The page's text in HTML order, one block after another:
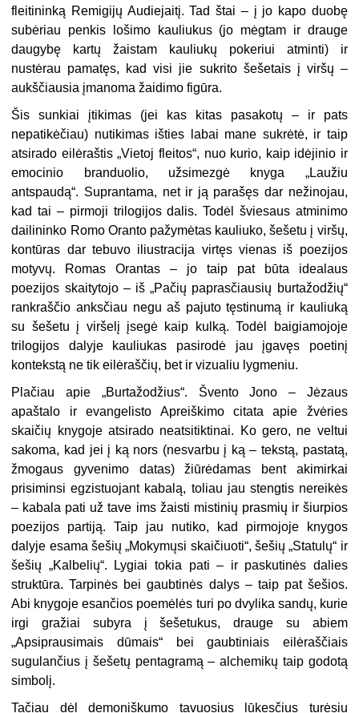
fleitininką Remigijų Audiejaitį. Tad štai – į jo kapo duobę
subėriau penkis lošimo kauliukus (jo mėgtam ir drauge
daugybę kartų žaistam kauliukų pokeriui atminti) ir
nustėrau pamatęs, kad visi jie sukrito šešetais į viršų –
aukščiausia įmanoma žaidimo figūra.
Šis sunkiai įtikimas (jei kas kitas pasakotų – ir pats
nepatikėčiau) nutikimas išties labai mane sukrėtė, ir taip
atsirado eilėraštis „Vietoj fleitos“, nuo kurio, kaip idėjinio ir
emocinio branduolio, užsimezgė knyga „Laužiu
antspaudą“. Suprantama, net ir ją parašęs dar nežinojau,
kad tai – pirmoji trilogijos dalis. Todėl šviesaus atminimo
dailininko Romo Oranto pažymėtas kauliuko, šešetu į viršų,
kontūras dar tebuvo iliustracija virtęs vienas iš poezijos
motyvų. Romas Orantas – jo taip pat būta idealaus
poezijos skaitytojo – iš „Pačių paprasčiausių burtažodžių“
rankraščio anksčiau negu aš pajuto tęstinumą ir kauliuką
su šešetu į viršelį įsegė kaip kulką. Todėl baigiamojoje
trilogijos dalyje kauliukas pasirodė jau įgavęs poetinį
kontekstą ne tik eilėraščių, bet ir vizualiu lygmeniu.
Plačiau apie „Burtažodžius“. Švento Jono – Jėzaus
apaštalo ir evangelisto Apreiškimo citata apie žvėries
skaičių knygoje atsirado neatsitiktinai. Ko gero, ne veltui
sakoma, kad jei į ką nors (nesvarbu į ką – tekstą, pastatą,
žmogaus gyvenimo datas) žiūrėdamas bent akimirkai
prisiminsi egzistuojant kabalą, toliau jau stengtis nereikės
– kabala pati už tave ims žaisti mistinių prasmių ir šiurpios
poezijos partiją. Taip jau nutiko, kad pirmojoje knygos
dalyje esama šešių „Mokymųsi skaičiuoti“, šešių „Statulų“ ir
šešių „Kalbelių“. Lygiai tokia pati – ir paskutinės dalies
struktūra. Tarpinės bei gaubtinės dalys – taip pat šešios.
Abi knygoje esančios poemėlės turi po dvylika sandų, kurie
irgi gražiai subyra į šešetukus, drauge su abiem
„Apsiprausimais dūmais“ bei gaubtiniais eilėraščiais
sugulančius į šešetų pentagramą – alchemikų taip godotą
simbolį.
Tačiau dėl demoniškumo tavuosius lūkesčius turėsiu